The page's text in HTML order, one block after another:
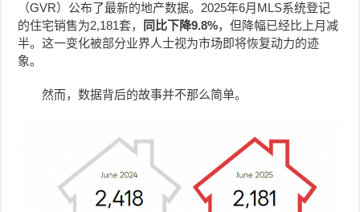
（GVR）公布了最新的地产数据。2025年6月MLS系统登记
的住宅销售为2,181套，
同比下降9.8%，但降幅已经比上月减
半。这一变化被部分业界人士视为市场即将恢复动力的迹
象。
然而，数据背后的故事并不那么简单。